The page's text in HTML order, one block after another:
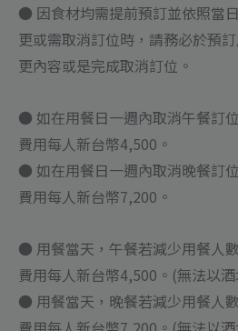
● 因食材均需提前預訂並依照當
更或需取消訂位時，請務必於預
更內容或是完成取消訂位。
● 如在用餐日一週內取消午餐訂
費用每人新台幣4,500。
● 如在用餐日一週內取消晚餐訂
費用每人新台幣7,200。
● 用餐當天，午餐若減少用餐人
費用每人新台幣4,500。(無法以
● 用餐當天，晚餐若減少用餐人